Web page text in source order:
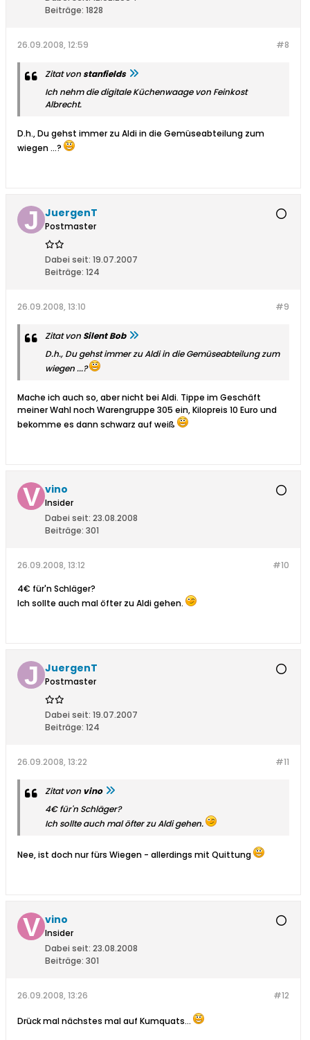
Beiträge: 1828
#8
26.09.2008, 12:59
Zitat von stanfields
Ich nehm die digitale Küchenwaage von Feinkost
Albrecht.
D.h., Du gehst immer zu Aldi in die Gemüseabteilung zum
wiegen ...?
JuergenT
Postmaster
Dabei seit: 19.07.2007
Beiträge: 124
#9
26.09.2008, 13:10
Zitat von Silent Bob
D.h., Du gehst immer zu Aldi in die Gemüseabteilung zum
wiegen ...?
Mache ich auch so, aber nicht bei Aldi. Tippe im Geschäft
meiner Wahl noch Warengruppe 305 ein, Kilopreis 10 Euro und
bekomme es dann schwarz auf weiß
vino
Insider
Dabei seit: 23.08.2008
Beiträge: 301
#10
26.09.2008, 13:12
4€ für'n Schläger?
Ich sollte auch mal öfter zu Aldi gehen.
JuergenT
Postmaster
Dabei seit: 19.07.2007
Beiträge: 124
#11
26.09.2008, 13:22
Zitat von vino
4€ für'n Schläger?
Ich sollte auch mal öfter zu Aldi gehen.
Nee, ist doch nur fürs Wiegen - allerdings mit Quittung
vino
Insider
Dabei seit: 23.08.2008
Beiträge: 301
#12
26.09.2008, 13:26
Drück mal nächstes mal auf Kumquats...